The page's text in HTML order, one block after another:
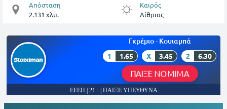
Απόσταση
2.131 χλμ.
Καιρός
Αίθριος
Γκρέμιο - Κουιαμπά
1 1.65 X 3.45 2 6.30
ΠΑΙΞΕ ΝΟΜΙΜΑ
ΕΕΕΠ | 21+ | ΠΑΙΞΕ ΥΠΕΥΘΥΝΑ